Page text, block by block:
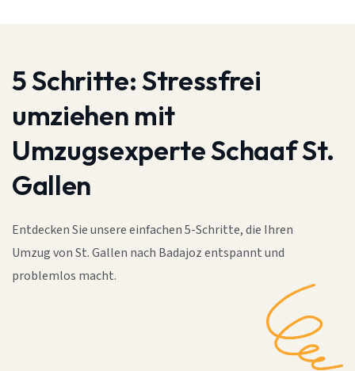
5 Schritte:Stressfrei
umziehen mit
Umzugsexperte Schaaf St.
Gallen
Entdecken Sie unsere einfachen 5-Schritte, die Ihren
Umzug von St. Gallen nach Badajoz entspannt und
problemlos macht.